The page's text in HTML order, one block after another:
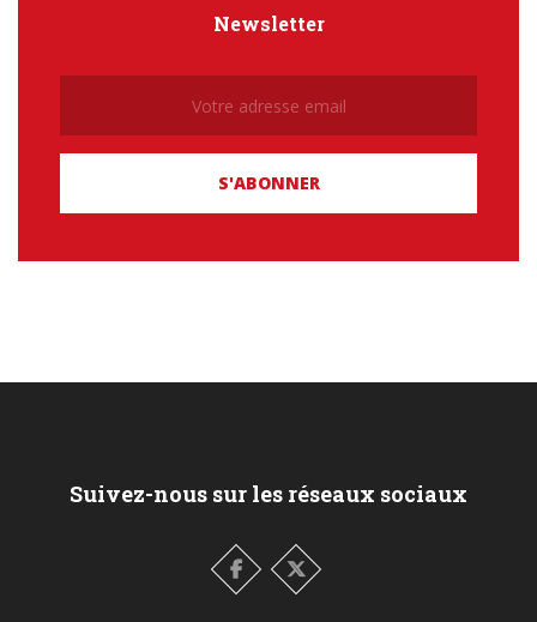
Newsletter
Suivez-nous sur les réseaux sociaux